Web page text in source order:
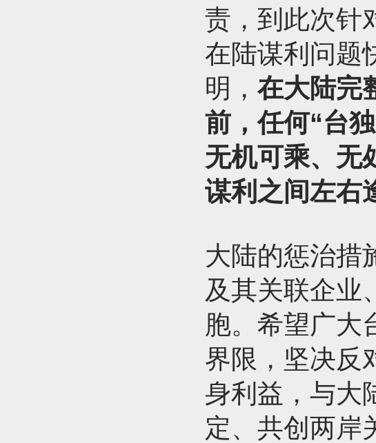
责，到此次针
在陆谋利问题
明， 在大陆完
前，任何“台
无机可乘、无
谋利之间左右
大陆的惩治措
及其关联企业
胞。希望广大
界限，坚决反
身利益，与大
定、共创两岸